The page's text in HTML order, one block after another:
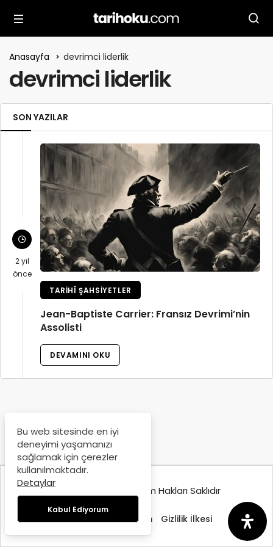
Anasayfa devrimci liderlik
devrimci liderlik
SON YAZILAR
2 yıl
önce
TARIHÎ ŞAHSIYETLER
Jean-Baptiste Carrier: Fransız Devrimi’nin
Assolisti
DEVAMINI OKU
© Copyright 2025, Tüm Hakları Saklıdır
Hakkımızda İletişim Gizlilik İlkesi
Bu web sitesinde en iyi
deneyimi yaşamanızı
sağlamak için çerezler
kullanılmaktadır.
Detaylar
Kabul Ediyorum